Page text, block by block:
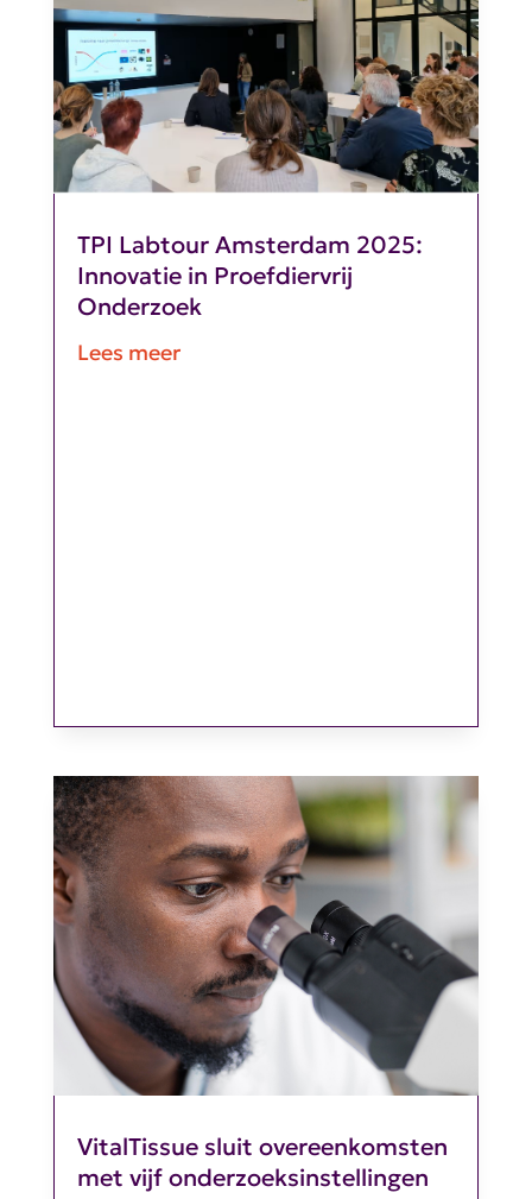
TPI Labtour Amsterdam 2025:
Innovatie in Proefdiervrij
Onderzoek
Lees meer
VitalTissue sluit overeenkomsten
met vijf onderzoeksinstellingen